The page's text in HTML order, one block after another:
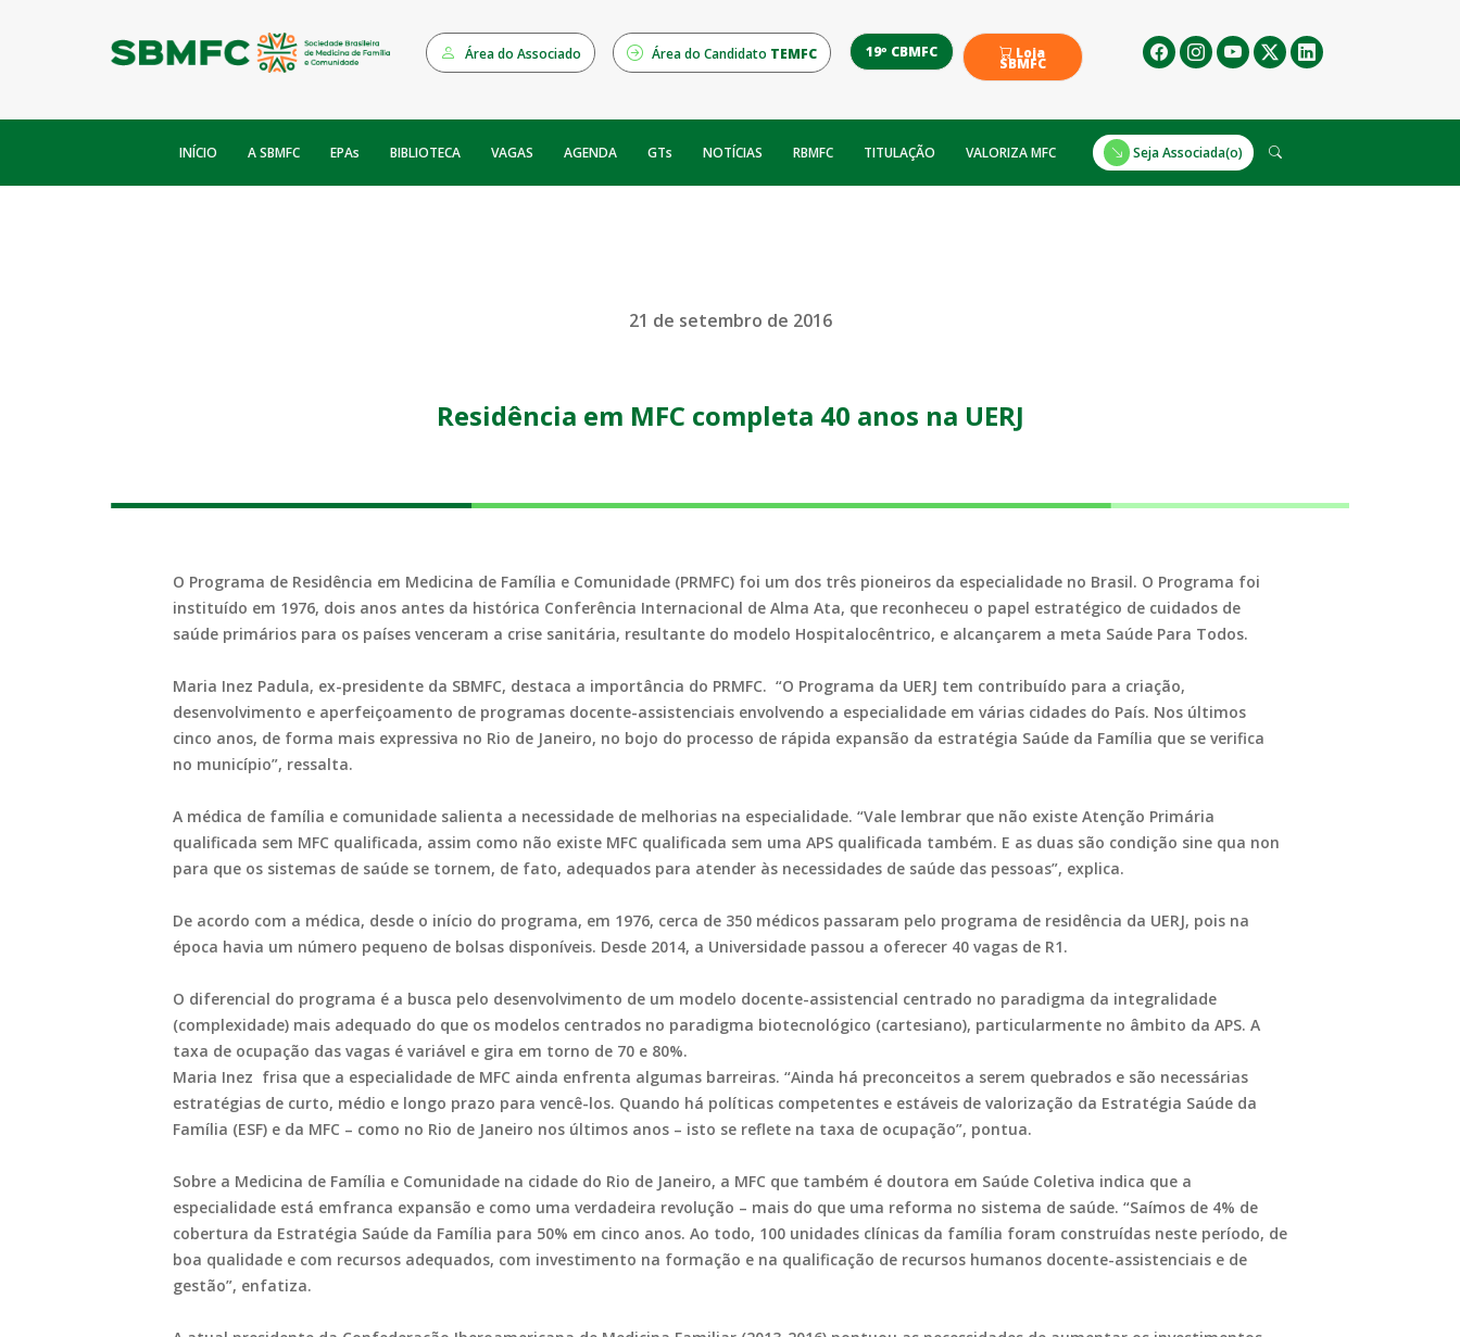
Área do Associado Área do Candidato TEMFC 19º CBMFC Loja
SBMFC
INÍCIO A SBMFC EPAs BIBLIOTECA VAGAS AGENDA GTs NOTÍCIAS RBMFC TITULAÇÃO VALORIZA MFC Seja Associada(o)
21 de setembro de 2016
Residência em MFC completa 40 anos na UERJ
O Programa de Residência em Medicina de Família e Comunidade (PRMFC) foi um dos três pioneiros da especialidade no Brasil. O Programa foi
instituído em 1976, dois anos antes da histórica Conferência Internacional de Alma Ata, que reconheceu o papel estratégico de cuidados de
saúde primários para os países venceram a crise sanitária, resultante do modelo Hospitalocêntrico, e alcançarem a meta Saúde Para Todos.
Maria Inez Padula, ex-presidente da SBMFC, destaca a importância do PRMFC. “O Programa da UERJ tem contribuído para a criação,
desenvolvimento e aperfeiçoamento de programas docente-assistenciais envolvendo a especialidade em várias cidades do País. Nos últimos
cinco anos, de forma mais expressiva no Rio de Janeiro, no bojo do processo de rápida expansão da estratégia Saúde da Família que se verifica
no município”, ressalta.
A médica de família e comunidade salienta a necessidade de melhorias na especialidade. “Vale lembrar que não existe Atenção Primária
qualificada sem MFC qualificada, assim como não existe MFC qualificada sem uma APS qualificada também. E as duas são condição sine qua non
para que os sistemas de saúde se tornem, de fato, adequados para atender às necessidades de saúde das pessoas”, explica.
De acordo com a médica, desde o início do programa, em 1976, cerca de 350 médicos passaram pelo programa de residência da UERJ, pois na
época havia um número pequeno de bolsas disponíveis. Desde 2014, a Universidade passou a oferecer 40 vagas de R1.
O diferencial do programa é a busca pelo desenvolvimento de um modelo docente-assistencial centrado no paradigma da integralidade
(complexidade) mais adequado do que os modelos centrados no paradigma biotecnológico (cartesiano), particularmente no âmbito da APS. A
taxa de ocupação das vagas é variável e gira em torno de 70 e 80%.
Maria Inez frisa que a especialidade de MFC ainda enfrenta algumas barreiras. “Ainda há preconceitos a serem quebrados e são necessárias
estratégias de curto, médio e longo prazo para vencê-los. Quando há políticas competentes e estáveis de valorização da Estratégia Saúde da
Família (ESF) e da MFC – como no Rio de Janeiro nos últimos anos – isto se reflete na taxa de ocupação”, pontua.
Sobre a Medicina de Família e Comunidade na cidade do Rio de Janeiro, a MFC que também é doutora em Saúde Coletiva indica que a
especialidade está emfranca expansão e como uma verdadeira revolução – mais do que uma reforma no sistema de saúde. “Saímos de 4% de
cobertura da Estratégia Saúde da Família para 50% em cinco anos. Ao todo, 100 unidades clínicas da família foram construídas neste período, de
boa qualidade e com recursos adequados, com investimento na formação e na qualificação de recursos humanos docente-assistenciais e de
gestão”, enfatiza.